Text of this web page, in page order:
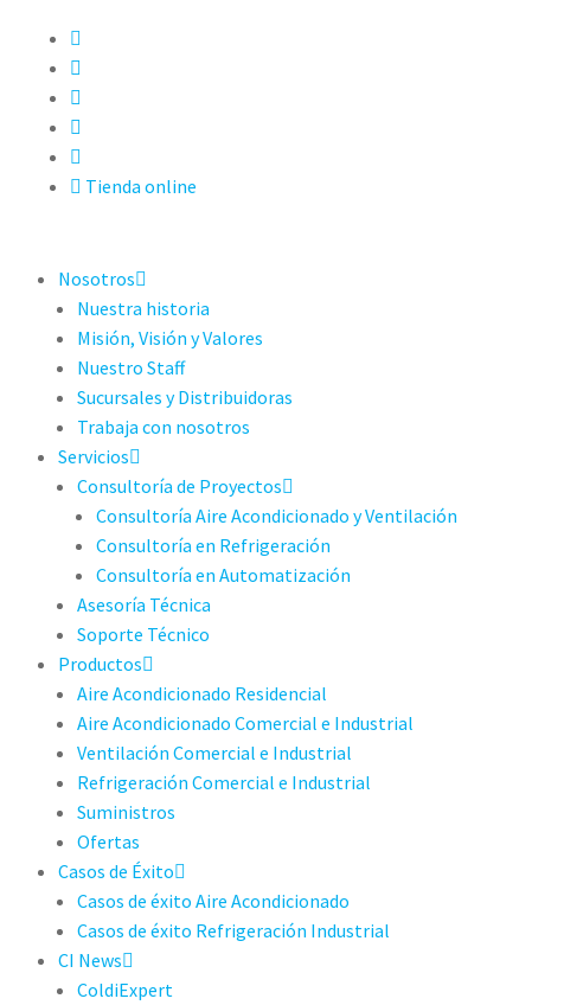
Tienda online
Nosotros
Nuestra historia
Misión, Visión y Valores
Nuestro Staff
Sucursales y Distribuidoras
Trabaja con nosotros
Servicios
Consultoría de Proyectos
Consultoría Aire Acondicionado y Ventilación
Consultoría en Refrigeración
Consultoría en Automatización
Asesoría Técnica
Soporte Técnico
Productos
Aire Acondicionado Residencial
Aire Acondicionado Comercial e Industrial
Ventilación Comercial e Industrial
Refrigeración Comercial e Industrial
Suministros
Ofertas
Casos de Éxito
Casos de éxito Aire Acondicionado
Casos de éxito Refrigeración Industrial
CI News
ColdiExpert